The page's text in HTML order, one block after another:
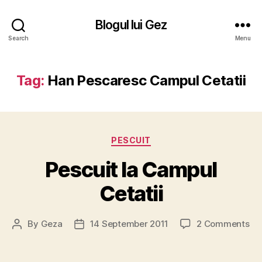
Search
Blogul lui Gez
Menu
Tag: Han Pescaresc Campul Cetatii
Categories
PESCUIT
Pescuit la Campul
Cetatii
Post
By Geza
Post14 September 2011 2 Commentson